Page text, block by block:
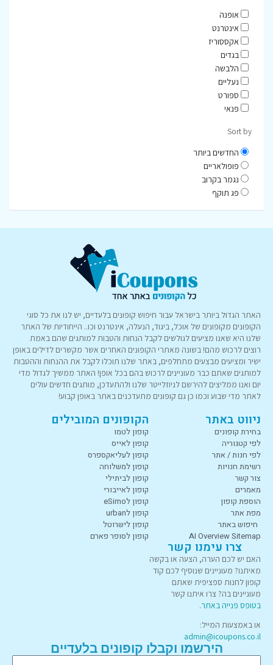
אופנה
אינטרנט
אקססוריז
בגדים
הלבשה
נעליים
ספורט
פנאי
Sort by
החדשים ביותר
פופולאריים
נגמר בקרוב
פג תוקף
האתר הגדול ביותר בישראל עבור חיפוש קופונים בלעדיים, יש לנו את כל סוגי
הקופונים מקופונים של אוכל, ביגוד, הנעלה, אינטרנט וכו.. הייחודיות של האתר
שלנו היא שאנו מציעים לגולשים לקבל הנחות והטבות למותגים שהם באמת
רוצים לרכוש מהם! בשונה מאתרי הקופונים האחרים אשר מקשרים לדילים באופן
ישיר ומציעים מבצעים מתחלפים, באתר שלנו תוכלו לקבל את ההנחות וההטבות
למותגים שאתם כבר מעוניינים לרכוש בהם בכל אופן! האתר ממשיך לגדול מדי
יום ואנו ממליצים להירשם לניוזלייטר שלנו ולהתעדכן, מותגים חדשים עולים
לאתר מדי שבוע וכמו כן גם קופונים מתעדכנים באתר באופן קבוע!
ניווט באתר
בחירת קופונים
לפי קטגוריה
לפי חנות / אתר
רשימת חנויות
צור קשר
מאמרים
הוספת קופון
מפת אתר
חיפוש באתר
AI Overview Sitemap
הקופונים המובילים
קופון לטמו
קופון לאייס
קופון לעליאקספרס
קופון למשלוחה
קופון לביתילי
קופון לאייבורי
קופון לeSimo
קופון לurban
קופון לישרוטל
קופון לסופר פארם
צרו עימנו קשר
האם יש לכם הערה, הצעה או בקשה
מאיתנו? מעוניינים שנוסיף לכם קוד
קופון לחנות ספציפית שאתם
מעוניינים בה? צרו איתנו קשר
בטופס פנייה באתר.
או באמצעות המייל:
admin@icoupons.co.il
הירשמו וקבלו קופונים בלעדיים